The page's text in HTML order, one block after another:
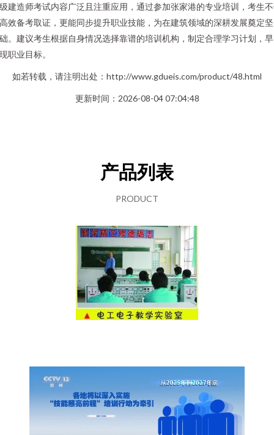
建造师考试内容广泛且注重应用，通过参加张家港的专业培训，考生
效备考取证，更能同步提升职业技能，为在建筑领域的深耕发展奠定
。建议考生根据自身情况选择靠谱的培训机构，制定合理学习计划，
职业目标。
如若转载，请注明出处：http://www.gdueis.com/product/48.html
更新时间：2026-08-04 07:04:48
产品列表
PRODUCT